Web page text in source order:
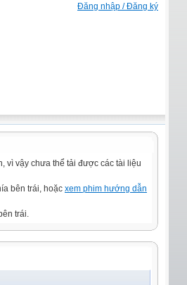
Đăng nhập / Đăng ký
vì vậy chưa thể tải được các tài liệu
bên trái, hoặc xem phim hướng dẫn
trái.